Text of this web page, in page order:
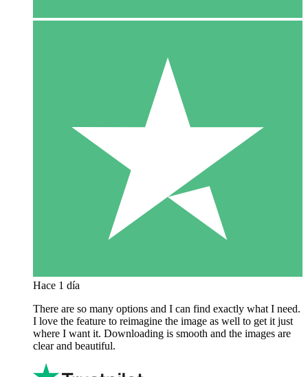
Hace 1 día
There are so many options and I can find exactly what I need.
I love the feature to reimagine the image as well to get it just
where I want it. Downloading is smooth and the images are
clear and beautiful.